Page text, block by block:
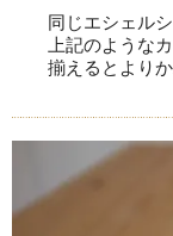
同じエシェルシ
上記のようなカ
揃えるとより